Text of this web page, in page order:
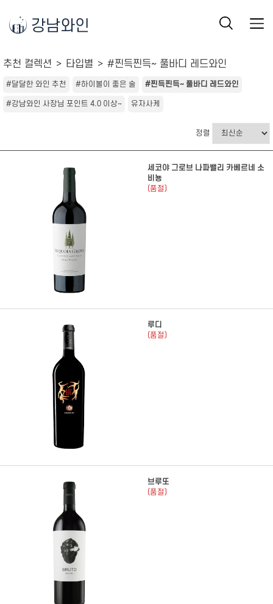
강남와인
추천 컬렉션 타입별 #찐득찐득~ 풀바디 레드와인
#달달한 와인 추천 #하이볼이 좋은 술 #찐득찐득~ 풀바디 레드와인
#강남와인 사장님 포인트 4.0 이상~ 유자사케
정렬
세코야 그로브 나파밸리 카베르네 소
비뇽
(품절)
루디
(품절)
브루또
(품절)